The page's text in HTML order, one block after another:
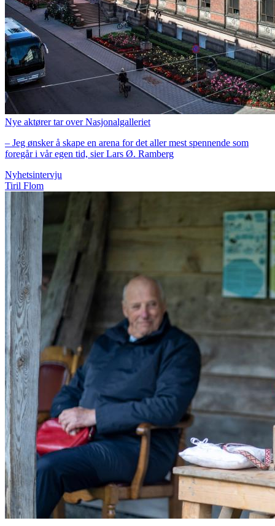
Nye aktører tar over Nasjonalgalleriet
– Jeg ønsker å skape en arena for det aller mest spennende som
foregår i vår egen tid, sier Lars Ø. Ramberg
Nyhetsintervju
Tiril Flom